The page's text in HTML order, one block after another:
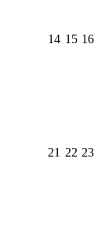
14 15 16
21 22 23